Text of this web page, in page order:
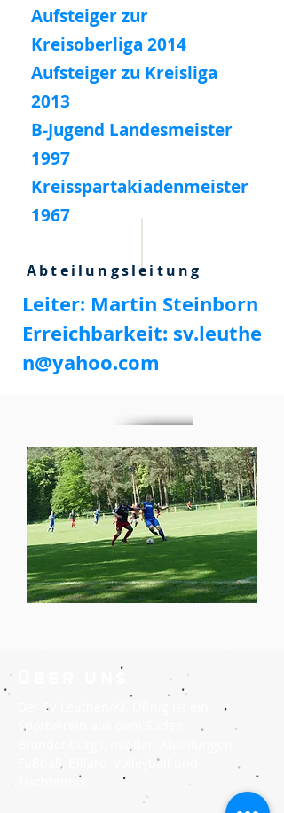
Aufsteiger zur
Kreisoberliga 2014
Aufsteiger zu Kreisliga
2013
B-Jugend Landesmeister
1997
Kreisspartakiadenmeister
1967
Abteilungsleitung
Leiter: Martin Steinborn
Erreichbarkeit: sv.leuthe
n@yahoo.com
Der SV Leuthen/Kl. Oßnig ist ein
Sportverein aus dem Süden
Brandenburgs, mit den Abteilungen
Fußball, Billard, Volleyball und
Tischtennis.